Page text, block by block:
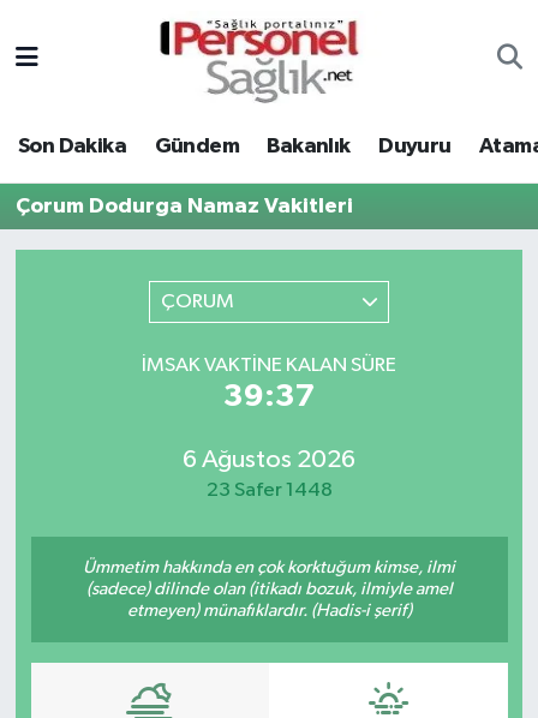
Son Dakika Gündem Bakanlık Duyuru
Çorum Dodurga Namaz Vakitleri
ÇORUM
İMSAK VAKTINE KALAN SÜRE
39:37
6 Ağustos 2026
23 Safer 1448
Ümmetim hakkında en çok korktuğum kimse, ilmi
(sadece) dilinde olan (itikadı bozuk, ilmiyle amel
etmeyen) münafıklardır. (Hadis-i şerif)
Gündem
Bakanlık
Nöbetçi Eczaneler
Hava Durumu
Trafik Durumu
Son Dakika Haberleri